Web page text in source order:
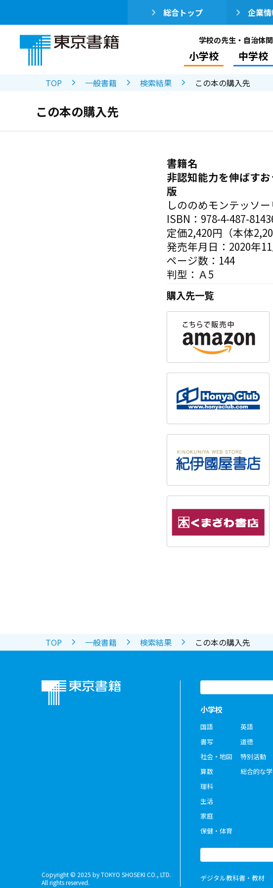
総合トップ 企業
学校の先生・自治体
小学校 中学校
TOP 一般書籍 検索結果 この本の購入先
この本の購入先
書籍名
非認知能力を伸ばす
版
しののめモンテッソ
ISBN：978-4-487-
定価2,420円（本体
発売年月日：2020年
ページ数：144
判型：Ａ5
購入先一覧
TOP 一般書籍 検索結果 この本の購入先
Copyright © 2025 by TOKYO SHOSEKI CO., LTD.
All rights reserved.
小学校
国語
書写
社会・地図
算数
理科
生活
家庭
保健・体育
英語
道徳
特別活動
総合的な
デジタル教科書・教材